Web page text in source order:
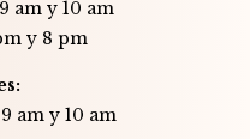
am y 10 am
y 8 pm
am y 10 am